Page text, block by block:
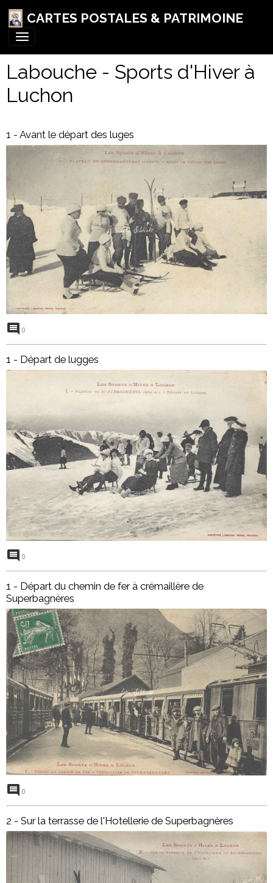
CARTES POSTALES & PATRIMOINE
Labouche - Sports d'Hiver à
Luchon
1 - Avant le départ des luges
0
1 - Départ de lugges
0
1 - Départ du chemin de fer à crémaillère de
Superbagnères
0
2 - Sur la terrasse de l'Hotellerie de Superbagnères